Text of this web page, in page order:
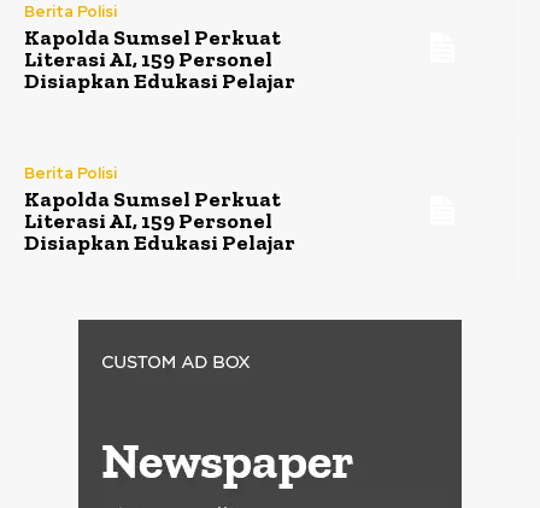
Berita Polisi
Kapolda Sumsel Perkuat
Literasi AI, 159 Personel
Disiapkan Edukasi Pelajar
Berita Polisi
Kapolda Sumsel Perkuat
Literasi AI, 159 Personel
Disiapkan Edukasi Pelajar